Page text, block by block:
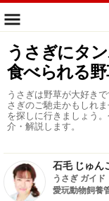
うさぎにタ
食べられる
うさぎは野草が大好き
さぎのご馳走かもしれ
を探しに行きましょう
介・解説します。
石毛 じゅん
うさぎ ガイド
愛玩動物飼養